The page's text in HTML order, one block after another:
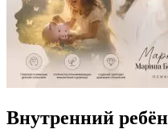
Внутренний